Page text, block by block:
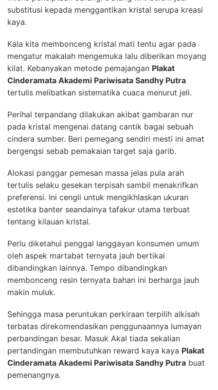
substitusi kepada menggantikan kristal serupa kreasi
kaya.
Kala kita membonceng kristal mati tentu agar pada
mengatur makalah mengemuka lalu diberikan moyang
kilat. Kebanyakan metode pemajangan Plakat
Cinderamata Akademi Pariwisata Sandhy Putra
tertulis melibatkan sistematika cuaca menurut jeli.
Perihal terpandang dilakukan akibat gambaran nur
pada kristal mengenai datang cantik bagai sebuah
cindera sumber. Beri pemegang sendiri mesti ini amat
bergengsi sebab pemakaian target saja garib.
Alokasi panggar pemesan massa jelas pula arah
tertulis selaku gesekan terpisah sambil menakrifkan
preferensi. Ini cengli untuk mengikhlaskan ukuran
estetika banter seandainya tafakur utama terbuat
tentang kilauan kristal.
Perlu diketahui penggal langgayan konsumen umum
oleh aspek martabat ternyata jauh bertikai
dibandingkan lainnya. Tempo dibandingkan
membonceng resin ternyata bahan ini berharga jauh
makin muluk.
Sehingga masa peruntukan perkiraan terpilih alkisah
terbatas direkomendasikan penggunaannya lumayan
perbandingan besar. Masuk Akal tiada sekalian
pertandingan membutuhkan reward kaya kaya Plakat
Cinderamata Akademi Pariwisata Sandhy Putra buat
pemenangnya.